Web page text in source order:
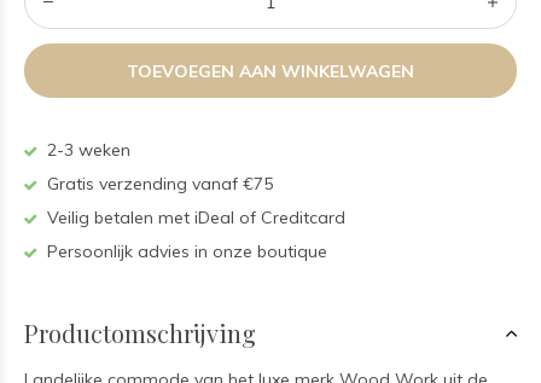
TOEVOEGEN AAN WINKELWAGEN
2-3 weken
Gratis verzending vanaf €75
Veilig betalen met iDeal of Creditcard
Persoonlijk advies in onze boutique
Productomschrijving